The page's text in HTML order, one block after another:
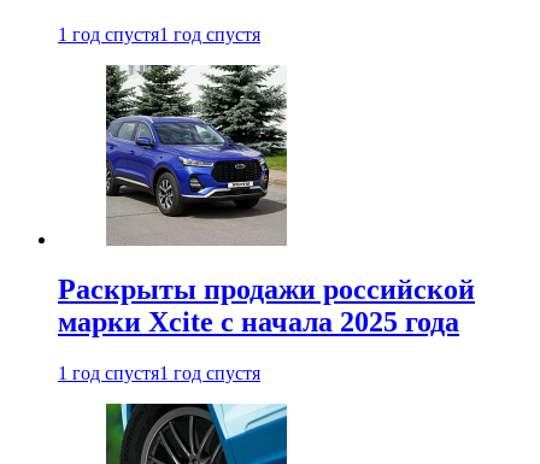
1 год спустя1 год спустя
Раскрыты продажи российской
марки Xcite с начала 2025 года
1 год спустя1 год спустя